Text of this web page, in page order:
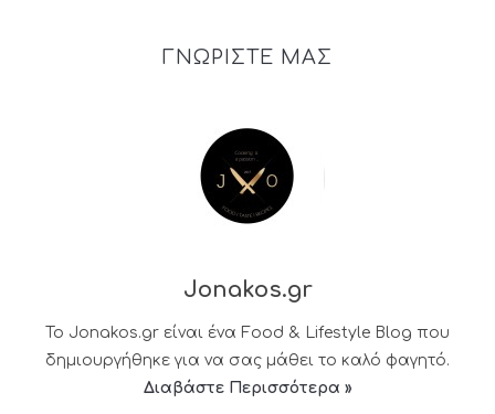
ΓΝΩΡΙΣΤΕ ΜΑΣ
Jonakos.gr
Το Jonakos.gr είναι ένα Food & Lifestyle Blog που
δημιουργήθηκε για να σας μάθει το καλό φαγητό.
Διαβάστε Περισσότερα »